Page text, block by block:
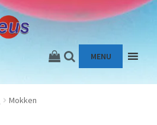
MENU
Mokken